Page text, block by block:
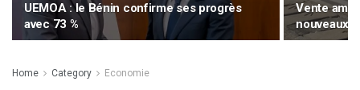
UEMOA : le Bénin confirme ses progrès
avec 73 %
Vente
nouveaux
Home Category Economie